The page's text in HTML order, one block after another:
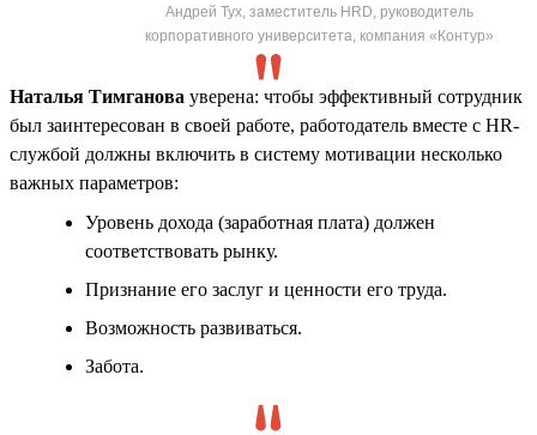
Андрей Тух, заместитель HRD, руководитель
корпоративного университета, компания «Контур»
Наталья Тимганова уверена: чтобы эффективный сотрудник
был заинтересован в своей работе, работодатель вместе с HR-
службой должны включить в систему мотивации несколько
важных параметров:
Уровень дохода (заработная плата) должен
соответствовать рынку.
Признание его заслуг и ценности его труда.
Возможность развиваться.
Забота.